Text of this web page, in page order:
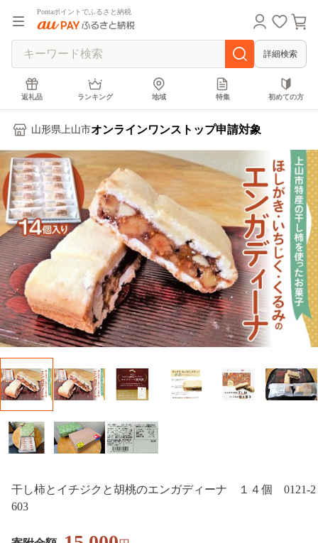
Pontaポイントでふるさと納税
詳細検索
返礼品 ランキング 地域 特集 初めての方
山形県上山市オンラインワンストップ申請対象
干し柿とイチジクと胡桃のエンガディーナ １４個 0121-2
603